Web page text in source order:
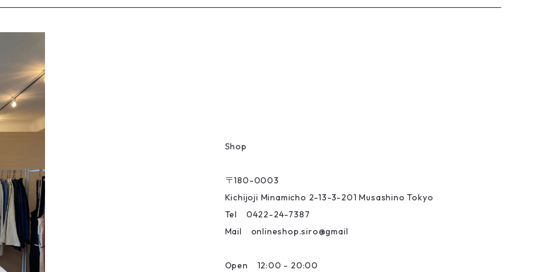
Shop
〒180-0003
Kichijoji Minamicho 2-13-3-201 Musashino Tokyo
Tel 0422-24-7387
Mail onlineshop.siro@gmail
Open 12:00 - 20:00